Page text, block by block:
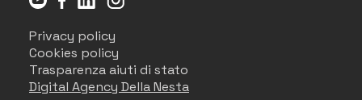
Privacy policy
Cookies policy
Trasparenza aiuti di stato
Digital Agency Della Nesta